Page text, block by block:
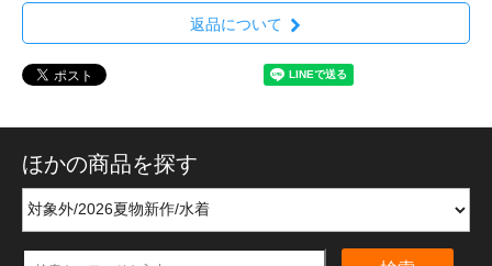
返品について
ほかの商品を探す